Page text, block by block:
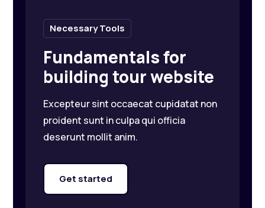
Necessary Tools
Fundamentals for
building tour website
Excepteur sint occaecat cupidatat non
proident sunt in culpa qui officia
deserunt mollit anim.
Get started